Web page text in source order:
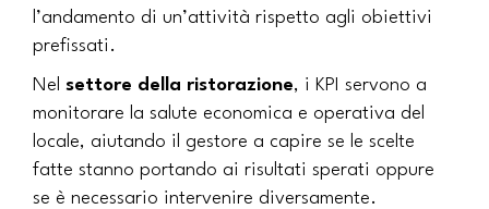
l’andamento di un’attività rispetto agli obiettivi
prefissati.
Nel settore della ristorazione, i KPI servono a
monitorare la salute economica e operativa del
locale, aiutando il gestore a capire se le scelte
fatte stanno portando ai risultati sperati oppure
se è necessario intervenire diversamente.